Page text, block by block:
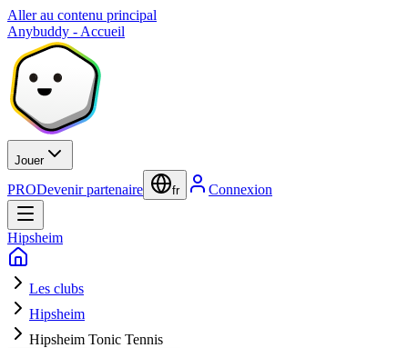
Aller au contenu principal
Anybuddy - Accueil
Jouer
PRODevenir partenaire fr Connexion
Hipsheim
Les clubs
Hipsheim
Hipsheim Tonic Tennis